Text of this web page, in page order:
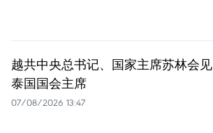
越共中央总书记、国家主席苏林会见
泰国国会主席
07/08/2026 13:47